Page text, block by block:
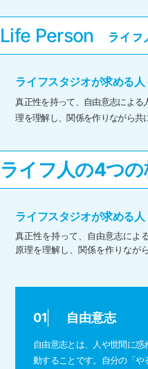
Life Person
ライフスタジオが求める
真正性を持って、自由意志によ
理を理解し、関係を作りながら共
ライフ人の4つの
ライフスタジオが求める
真正性を持って、自由意志によ
原理を理解し、関係を作りなが
01 自由意志
自由意志とは、人や世間に
動することです。自分の「